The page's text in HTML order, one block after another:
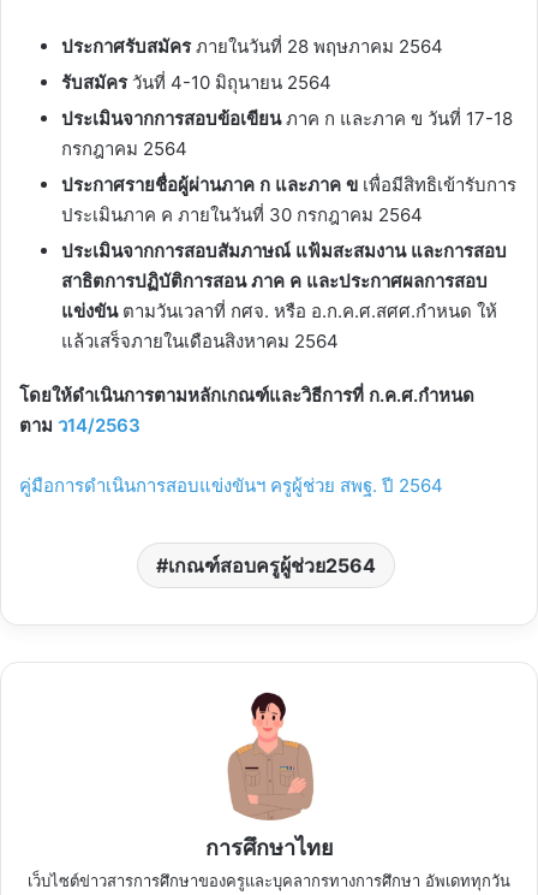
ประกาศรับสมัครภายในวันที่ 28 พฤษภาคม 2564
รับสมัคร วันที่ 4-10 มิถุนายน 2564
ประเมินจากการสอบข้อเขียนภาค ก และภาค ข วันที่ 17-18
กรกฎาคม 2564
ประกาศรายชื่อผู้ผ่านภาค ก และภาค ข เพื่อมีสิทธิเข้ารับการ
ประเมินภาค ค ภายในวันที่ 30 กรกฎาคม 2564
ประเมินจากการสอบสัมภาษณ์ แฟ้มสะสมงาน และการสอบ
สาธิตการปฏิบัติการสอน ภาค ค และประกาศผลการสอบ
แข่งขัน ตามวันเวลาที่ กศจ. หรือ อ.ก.ค.ศ.สศศ.กำหนด ให้
แล้วเสร็จภายในเดือนสิงหาคม 2564
โดยให้ดำเนินการตามหลักเกณฑ์และวิธีการที่ ก.ค.ศ.กำหนด
ตาม ว14/2563
คู่มือการดำเนินการสอบแข่งขันฯ ครูผู้ช่วย สพฐ. ปี 2564
เกณฑ์สอบครูผู้ช่วย2564
การศึกษาไทย
เว็บไซต์ข่าวสารการศึกษาของครูและบุคลากรทางการศึกษา อัพเดททุกวัน